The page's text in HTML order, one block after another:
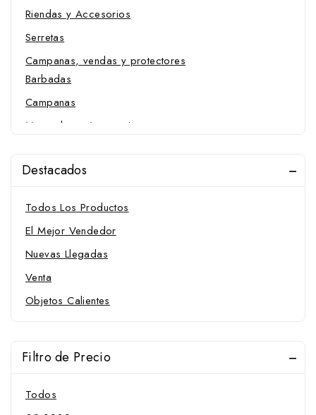
Riendas y Accesorios
Serretas
Campanas, vendas y protectores
Barbadas
Campanas
Muserolas y Accesorios
Protectores
Chambones
Cinchas y Accesorios
Cinchas
Cinchuelos
Protectores para cincha
Tensor para cincha
Conjuntos
Destacados
Todos Los Productos
El Mejor Vendedor
Nuevas Llegadas
Venta
Objetos Calientes
Filtro de Precio
Todos